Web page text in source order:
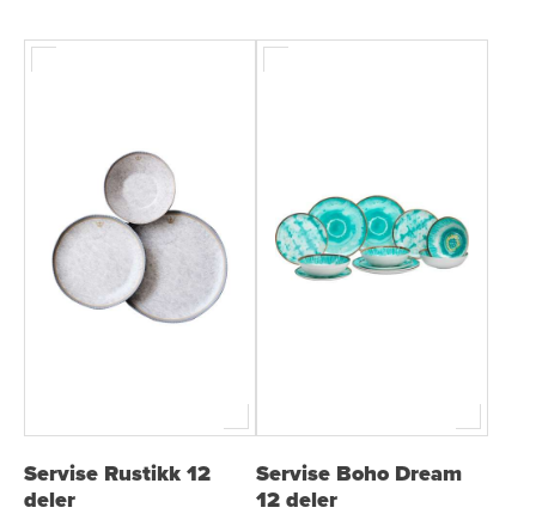
Servise Rustikk 12
deler
Servise Boho Dream
12 deler